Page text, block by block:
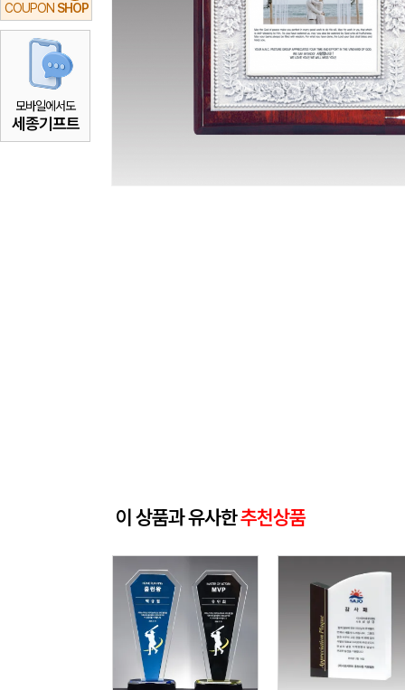
COUPON SHOP
모바일에서도
세종기프트
이 상품과 유사한추천상품